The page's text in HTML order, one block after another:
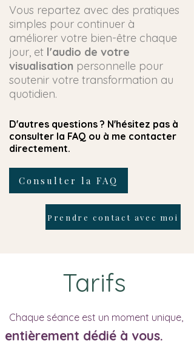
Vous repartez avec des pratiques
simples pour continuer à
améliorer votre bien-être chaque
jour, et l'audio de votre
visualisation personnelle pour
soutenir votre transformation au
quotidien.
D'autres questions ? N'hésitez pas à
consulter la FAQ ou à me contacter
directement.
Consulter la FAQ
Prendre contact avec moi
Tarifs
Chaque séance est un moment unique,
entièrement dédié à vous.